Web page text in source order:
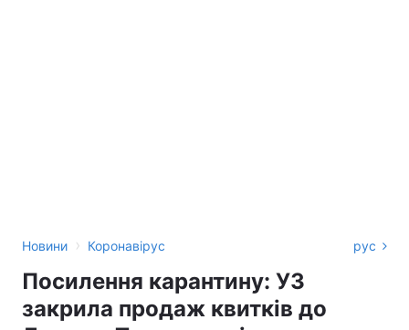
Новини › Коронавірус рус
Посилення карантину: УЗ
закрила продаж квитків до